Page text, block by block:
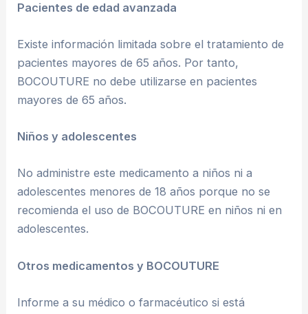
Pacientes de edad avanzada
Existe información limitada sobre el tratamiento de
pacientes mayores de 65 años. Por tanto,
BOCOUTURE no debe utilizarse en pacientes
mayores de 65 años.
Niños y adolescentes
No administre este medicamento a niños ni a
adolescentes menores de 18 años porque no se
recomienda el uso de BOCOUTURE en niños ni en
adolescentes.
Otros medicamentos y BOCOUTURE
Informe a su médico o farmacéutico si está